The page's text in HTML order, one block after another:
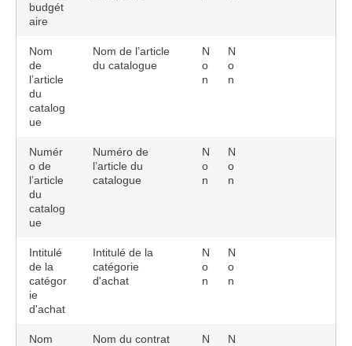
budgét
aire
Nom
de
l’article
du
catalog
ue
Nom de l’article
du catalogue
N
o
n
N
o
n
Numér
o de
l’article
du
catalog
ue
Numéro de
l’article du
catalogue
N
o
n
N
o
n
Intitulé
de la
catégor
ie
d'achat
Intitulé de la
catégorie
d'achat
N
o
n
N
o
n
Nom
Nom du contrat
N
N